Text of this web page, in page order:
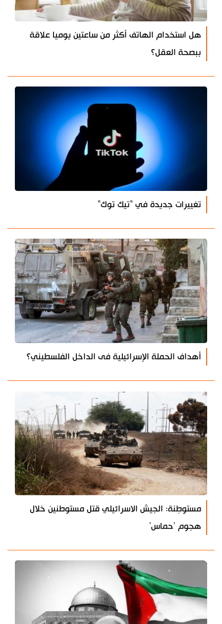
هل استخدام الهاتف أكثر من ساعتين يوميا علاقة
ببصحة العقل؟
تغييرات جديدة في "تيك توك"
أهداف الحملة الإسرائيلية فى الداخل الفلسطيني؟
مستوطِنة: الجيش الاسرائيلي قتل مستوطنين خلال
هجوم 'حماس'